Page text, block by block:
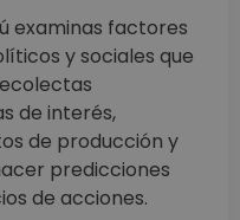
examinas factores
y sociales que
de interés,
de producción y
predicciones
de acciones.